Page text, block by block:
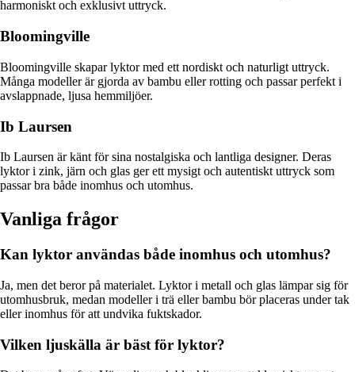
harmoniskt och exklusivt uttryck.
Bloomingville
Bloomingville skapar lyktor med ett nordiskt och naturligt uttryck.
Många modeller är gjorda av bambu eller rotting och passar perfekt i
avslappnade, ljusa hemmiljöer.
Ib Laursen
Ib Laursen är känt för sina nostalgiska och lantliga designer. Deras
lyktor i zink, järn och glas ger ett mysigt och autentiskt uttryck som
passar bra både inomhus och utomhus.
Vanliga frågor
Kan lyktor användas både inomhus och utomhus?
Ja, men det beror på materialet. Lyktor i metall och glas lämpar sig för
utomhusbruk, medan modeller i trä eller bambu bör placeras under tak
eller inomhus för att undvika fuktskador.
Vilken ljuskälla är bäst för lyktor?